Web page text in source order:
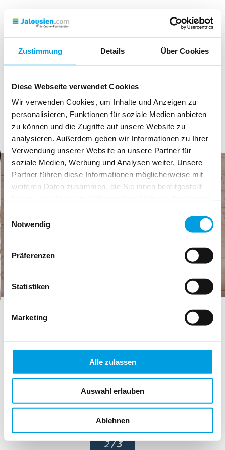
Zustimmung Details Über Cookies
Diese Webseite verwendet Cookies
Wir verwenden Cookies, um Inhalte und Anzeigen zu
personalisieren, Funktionen für soziale Medien anbieten
zu können und die Zugriffe auf unsere Website zu
analysieren. Außerdem geben wir Informationen zu Ihrer
Verwendung unserer Website an unsere Partner für
soziale Medien, Werbung und Analysen weiter. Unsere
Partner führen diese Informationen möglicherweise mit
weiteren Daten zusammen, die Sie ihnen bereitgestellt
Notwendig
Präferenzen
Statistiken
Marketing
Alle zulassen
Auswahl erlauben
Ablehnen
2/ 3